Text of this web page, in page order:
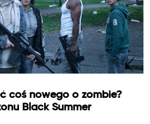
coś nowego o zombie?
Black Summer